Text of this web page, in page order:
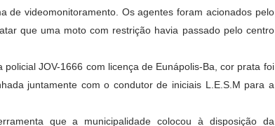
de videomonitoramento. Os agentes foram acionados pelo
que uma moto com restrição havia passado pelo centro
JOV-1666 com licença de Eunápolis-Ba, cor prata foi
juntamente com o condutor de iniciais L.E.S.M para a
que a municipalidade colocou à disposição da